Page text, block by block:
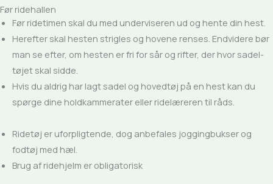
Før ridehallen
Før ridetimen skal du med underviseren ud og hente din hest.
Herefter skal hesten strigles og hovene renses. Endvidere bør
man se efter, om hesten er fri for sår og rifter, der hvor sadel­
tøj­et skal sidde.
Hvis du aldrig har lagt sadel og hovedtøj på en hest kan du
spørge dine holdkammerater eller ridelæreren til råds.
Ridetøj er uforpligtende, dog anbefales jog­gingbukser og
fodtøj med hæl.
Brug af ridehjelm er obligatorisk